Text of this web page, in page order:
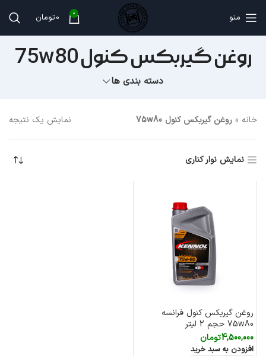
منو 0
0تومان
روغن گیربکس کنول 75w80
دسته بندی ها
خانه » روغن گیربکس کنول 75w80 نمایش یک نتیجه
نمایش نوار کناری
روغن گیربکس کنول فرانسه
75w80 حجم 2 لیتر
4,500,000تومان
افزودن به سبد خرید